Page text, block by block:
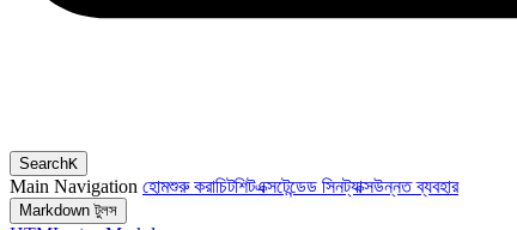
SearchK
Main Navigation হোমশুরু করাচিটশিটএক্সটেন্ডেড সিনট্যাক্সউন্নত ব্যবহার
Markdown টুলস